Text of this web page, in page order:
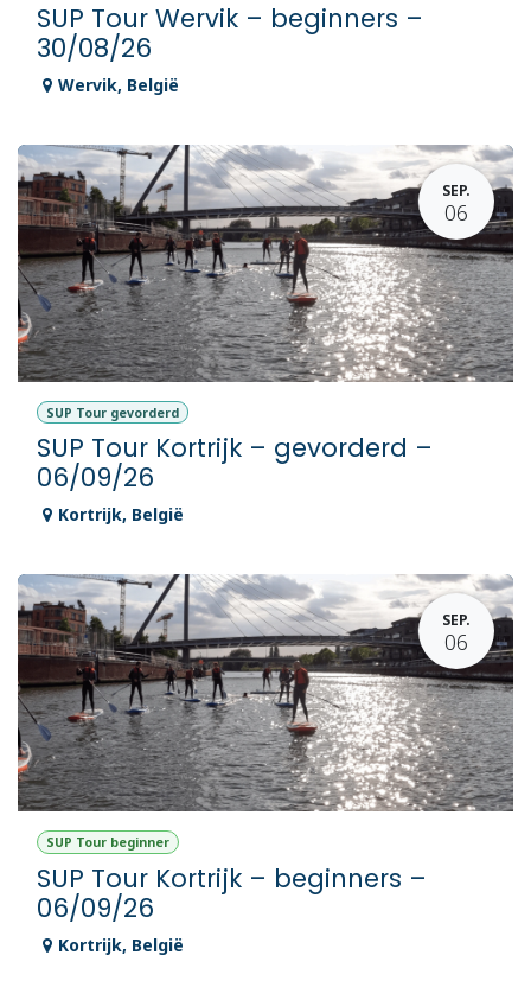
SUP Tour Wervik – beginners –
30/08/26
Wervik, België
SEP.
06
SUP Tour gevorderd
SUP Tour Kortrijk – gevorderd –
06/09/26
Kortrijk, België
SEP.
06
SUP Tour beginner
SUP Tour Kortrijk – beginners –
06/09/26
Kortrijk, België